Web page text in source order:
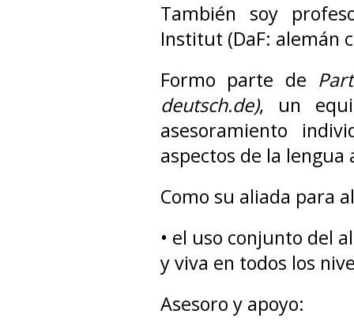
También soy
Institut (DaF: alemán
Formo parte de
deutsch.de), un
asesoramiento
aspectos de la lengua
Como su aliada para
• el uso conjunto del
y viva en todos los
Asesoro y apoyo: